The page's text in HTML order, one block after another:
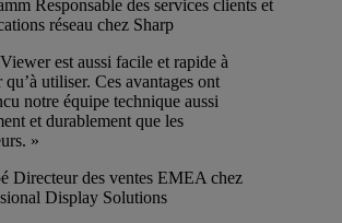
Responsable des services clients et
réseau chez Sharp
est aussi facile et rapide à
qu’à utiliser. Ces avantages ont
notre équipe technique aussi
et durablement que les
»
Directeur des ventes EMEA chez
Display Solutions